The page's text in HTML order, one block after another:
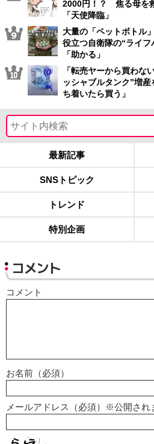
2000円！？ 焦る母を
「天使降臨」
大量の「ペットボトル
役立つ自衛隊の“ライフ
「助かる」
「転売ヤーから買わな
ッシャブルタンク”増
ち着いたら買う」
最新記事
SNSトピック
トレンド
特別企画
コメント
コメント
お名前（必須）
メールアドレス（必須）※公開され